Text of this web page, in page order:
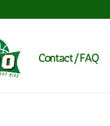
Contact/FAQ